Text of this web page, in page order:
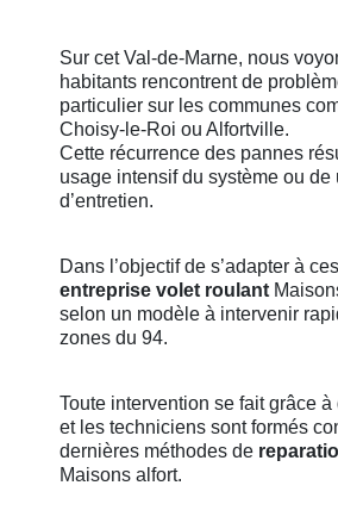
Sur cet Val-de-Marne, nous
habitants rencontrent de
particulier sur les communes
Choisy-le-Roi ou Alfortville.
Cette récurrence des pannes
usage intensif du système ou de
d’entretien.
Dans l’objectif de s’adapter à
entreprise volet roulant
selon un modèle à intervenir
zones du 94.
Toute intervention se fait grâce
et les techniciens sont formés
dernières méthodes de
Maisons alfort.